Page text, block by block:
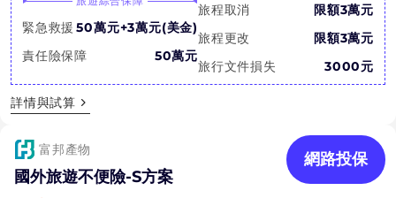
緊急救援 50萬元+3萬元(美金)
責任險保障
50萬元
旅程取消
限額3萬元
旅程更改
限額3萬元
旅行文件損失
3000元
詳情與試算
富邦產物
國外旅遊不便險-S方案
網路投保